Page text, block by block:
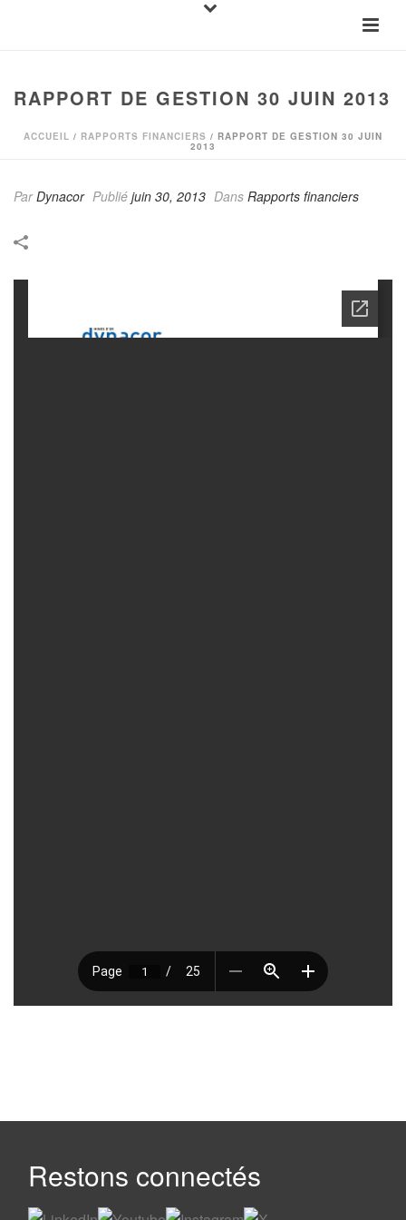
RAPPORT DE GESTION 30 JUIN 2013
ACCUEIL / RAPPORTS FINANCIERS / RAPPORT DE GESTION 30 JUIN
2013
ParDynacor Publié juin 30, 2013 Dans Rapports financiers
Restons connectés